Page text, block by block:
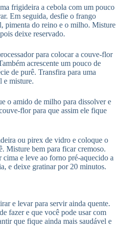
frigideira a cebola com um pouco
Em seguida, desfie o frango
pimenta do reino e o milho. Misture
deixe reservado.
para colocar a couve-flor
acrescente um pouco de
de purê. Transfira para uma
e misture.
o amido de milho para dissolver e
flor para que assim ele fique
ou pirex de vidro e coloque o
Misture bem para ficar cremoso.
e leve ao forno pré-aquecido a
e deixe gratinar por 20 minutos.
e levar para servir ainda quente.
fazer e que você pode usar com
que fique ainda mais saudável e